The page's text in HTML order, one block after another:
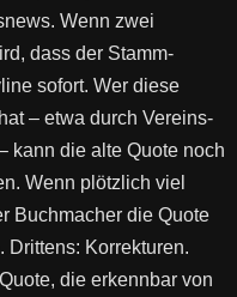
Wenn zwei
dass der Stamm-
sofort. Wer diese
– etwa durch Vereins-
kann die alte Quote noch
Wenn plötzlich viel
Buchmacher die Quote
Korrekturen.
die erkennbar von